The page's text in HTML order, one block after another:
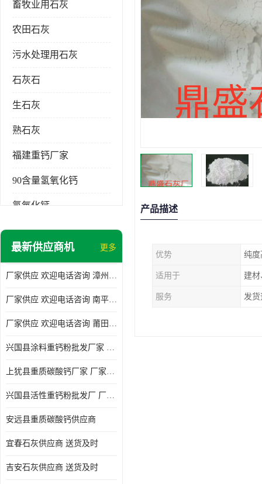
畜牧业用石灰
农田石灰
污水处理用石灰
石灰石
生石灰
熟石灰
福建重钙厂家
90含量氢氧化钙
氢氧化钙
氧化钙
最新供应商机 更多
厂家供应 欢迎电话咨询 漳州活性重钙粉
厂家供应 欢迎电话咨询 南平活性重钙粉批发厂
厂家供应 欢迎电话咨询 莆田高白度重钙粉厂家
兴国县涂料重钙粉批发厂家 厂家供应 欢迎电话咨询
上犹县重质碳酸钙厂家 厂家供应 欢迎电话咨询
兴国县活性重钙粉批发厂 厂家供应 欢迎电话咨询
安远县重质碳酸钙供应商
宜春石灰供应商 送货及时
吉安石灰供应商 送货及时
产品描述
优势 纯度
适用于 建
服务 发货